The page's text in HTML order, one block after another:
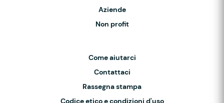
Aziende
Non profit
Come aiutarci
Contattaci
Rassegna stampa
Codice etico e condizioni d'uso